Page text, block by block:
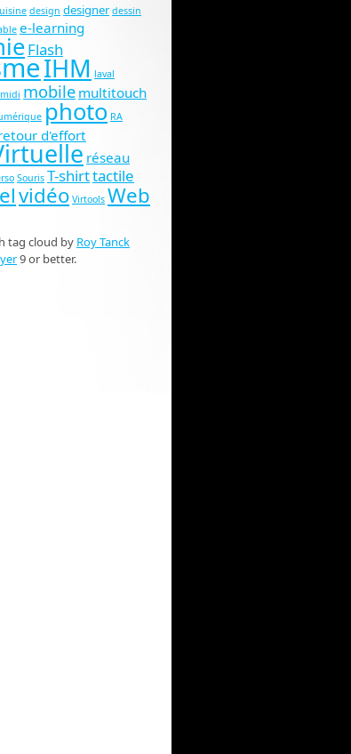
design designer dessin
e-learning
Flash
IHM laval
midi mobile multitouch
photo RA
d'effort
réseau
Souris T-shirttactile
vidéo Virtools Web
tag cloud by Roy Tanck
9 or better.